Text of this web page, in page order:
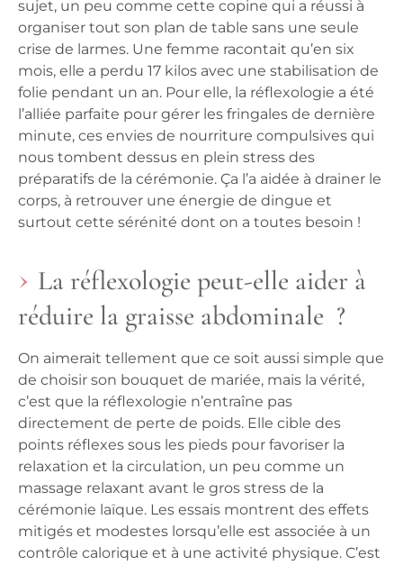
sujet, un peu comme cette copine qui a réussi à
organiser tout son plan de table sans une seule
crise de larmes. Une femme racontait qu’en six
mois, elle a perdu 17 kilos avec une stabilisation de
folie pendant un an. Pour elle, la réflexologie a été
l’alliée parfaite pour gérer les fringales de dernière
minute, ces envies de nourriture compulsives qui
nous tombent dessus en plein stress des
préparatifs de la cérémonie. Ça l’a aidée à drainer le
corps, à retrouver une énergie de dingue et
surtout cette sérénité dont on a toutes besoin !
La réflexologie peut-elle aider à
réduire la graisse abdominale ?
On aimerait tellement que ce soit aussi simple que
de choisir son bouquet de mariée, mais la vérité,
c’est que la réflexologie n’entraîne pas
directement de perte de poids. Elle cible des
points réflexes sous les pieds pour favoriser la
relaxation et la circulation, un peu comme un
massage relaxant avant le gros stress de la
cérémonie laïque. Les essais montrent des effets
mitigés et modestes lorsqu’elle est associée à un
contrôle calorique et à une activité physique. C’est